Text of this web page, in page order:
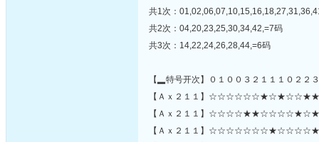
共1次：
共2次：04,20,23,25,30,34,42,=7码
共3次：14,22,24,26,28,44,=6码
【▂特号开次】０１００３２１１１０２２
【Ａｘ２１１】
【Ａｘ２１１】
【Ａｘ２１１】